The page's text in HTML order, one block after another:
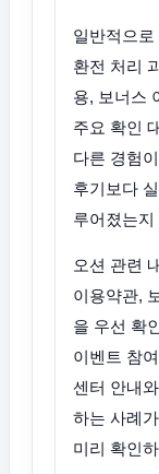
일반적으
환전 처리
용, 보너스
주요 확인
다른 경험
후기보다
루어졌는
오션 관련
이용약관,
을 우선 확
이벤트 참
센터 안내
하는 사례
미리 확인